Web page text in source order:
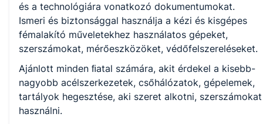
és a technológiára vonatkozó dokumentumokat.
Ismeri és biztonsággal használja a kézi és kisgépes
fémalakító műveletekhez használatos gépeket,
szerszámokat, mérőeszközöket, védőfelszereléseket.
Ajánlott minden ﬁatal számára, akit érdekel a kisebb-
nagyobb acélszerkezetek, csőhálózatok, gépelemek,
tartályok hegesztése, aki szeret alkotni, szerszámokat
használni.